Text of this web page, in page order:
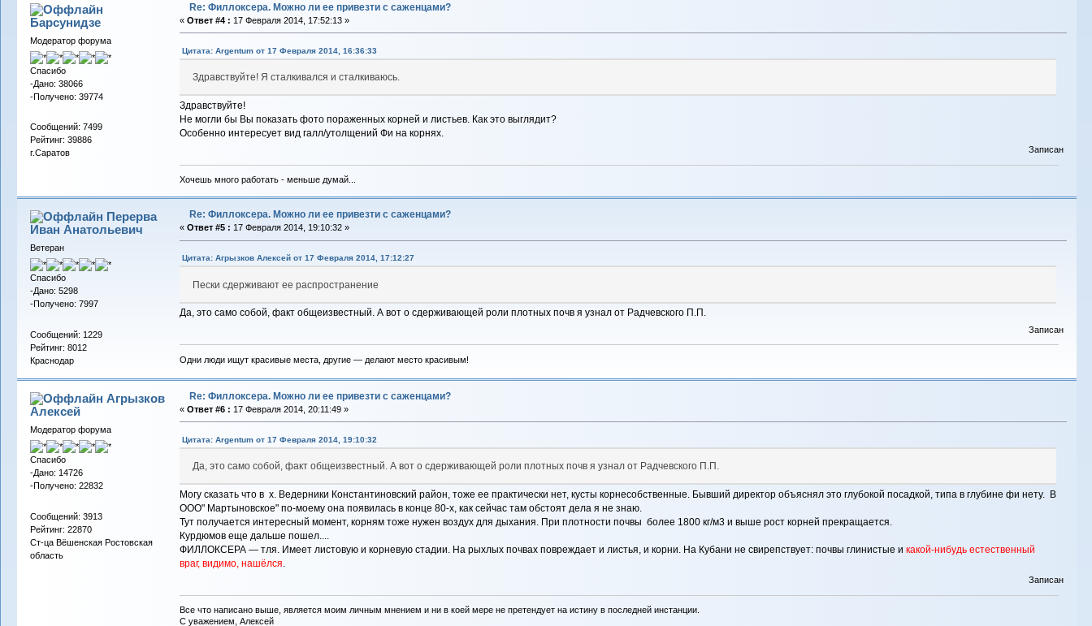
Барсунидзе
Модератор форума
Спасибо
-Дано: 38066
-Получено: 39774
Сообщений: 7499
Рейтинг: 39886
г.Саратов
Re: Филлоксера. Можно ли ее привезти с саженцами?
« Ответ #4 : 17 Февраля 2014, 17:52:13 »
Цитата: Argentum от 17 Февраля 2014, 16:36:33
Здравствуйте! Я сталкивался и сталкиваюсь.
Здравствуйте!
Не могли бы Вы показать фото пораженных корней и листьев. Как это выглядит?
Особенно интересует вид галл/утолщений Фи на корнях.
Записан
Хочешь много работать - меньше думай...
Перерва
Иван Анатольевич
Ветеран
Спасибо
-Дано: 5298
-Получено: 7997
Сообщений: 1229
Рейтинг: 8012
Краснодар
Re: Филлоксера. Можно ли ее привезти с саженцами?
« Ответ #5 : 17 Февраля 2014, 19:10:32 »
Цитата: Агрызков Алексей от 17 Февраля 2014, 17:12:27
Пески сдерживают ее распространение
Да, это само собой, факт общеизвестный. А вот о сдерживающей роли плотных почв я узнал от Радчевского П.П.
Записан
Одни люди ищут красивые места, другие — делают место красивым!
Агрызков
Алексей
Модератор форума
Спасибо
-Дано: 14726
-Получено: 22832
Сообщений: 3913
Рейтинг: 22870
Ст-ца Вёшенская Ростовская
область
Re: Филлоксера. Можно ли ее привезти с саженцами?
« Ответ #6 : 17 Февраля 2014, 20:11:49 »
Цитата: Argentum от 17 Февраля 2014, 19:10:32
Да, это само собой, факт общеизвестный. А вот о сдерживающей роли плотных почв я узнал от Радчевского П.П.
Могу сказать что в х. Ведерники Константиновский район, тоже ее практически нет, кусты корнесобственные. Бывший директор объяснял это глубокой посадкой, типа в глубине фи нету. В
ООО" Мартыновское" по-моему она появилась в конце 80-х, как сейчас там обстоят дела я не знаю.
Тут получается интересный момент, корням тоже нужен воздух для дыхания. При плотности почвы более 1800 кг/м3 и выше рост корней прекращается.
Курдюмов еще дальше пошел....
ФИЛЛОКСЕРА — тля. Имеет листовую и корневую стадии. На рыхлых почвах повреждает и листья, и корни. На Кубани не свирепствует: почвы глинистые и какой-ни­будь естественный
враг, видимо, нашёлся.
Записан
Все что написано выше, является моим личным мнением и ни в коей мере не претендует на истину в последней инстанции.
С уважением, Алексей